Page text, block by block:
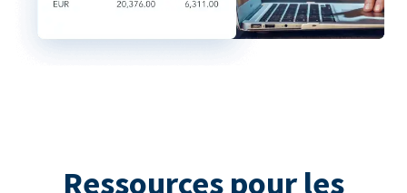
Ressources pour les